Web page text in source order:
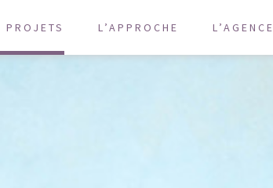
PROJETS L’APPROCHE L’AGENCE